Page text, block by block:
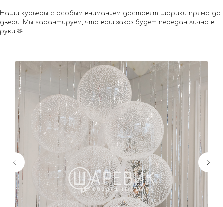
Наши курьеры с особым вниманием доставят шарики прямо до
двери. Мы гарантируем, что ваш заказ будет передан лично в
руки!🫶